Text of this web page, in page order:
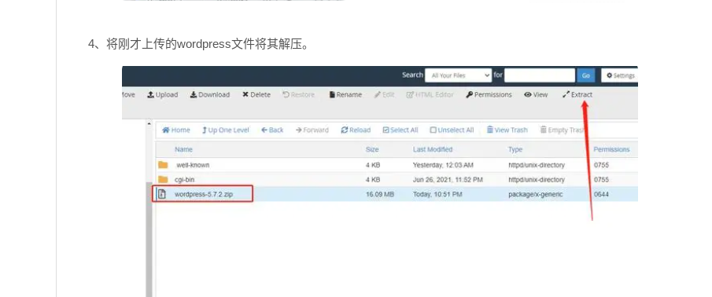
4、将刚才上传的wordpress文件将其解压。